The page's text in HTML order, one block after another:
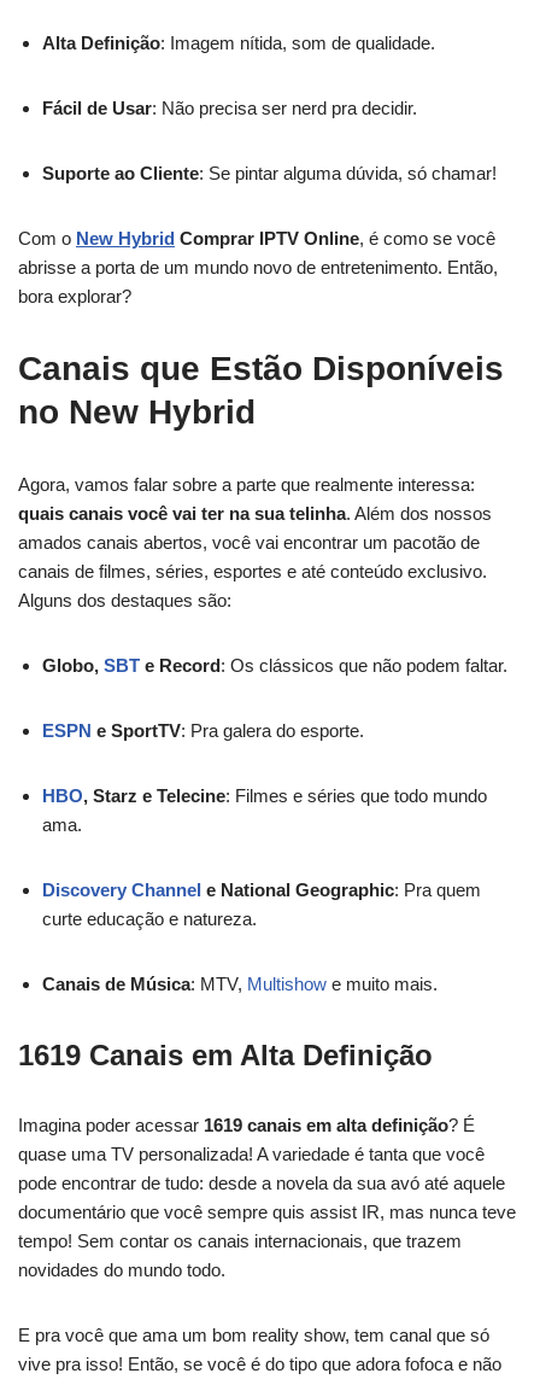
Alta Definição: Imagem nítida, som de qualidade.
Fácil de Usar: Não precisa ser nerd pra decidir.
Suporte ao Cliente: Se pintar alguma dúvida, só chamar!
Com o New Hybrid Comprar IPTV Online, é como se você
abrisse a porta de um mundo novo de entretenimento. Então,
bora explorar?
Canais que Estão Disponíveis
no New Hybrid
Agora, vamos falar sobre a parte que realmente interessa:
quais canais você vai ter na sua telinha. Além dos nossos
amados canais abertos, você vai encontrar um pacotão de
canais de filmes, séries, esportes e até conteúdo exclusivo.
Alguns dos destaques são:
Globo, SBT e Record: Os clássicos que não podem faltar.
ESPN e SportTV: Pra galera do esporte.
HBO, Starz e Telecine: Filmes e séries que todo mundo
ama.
Discovery Channel e National Geographic: Pra quem
curte educação e natureza.
Canais de Música: MTV, Multishow e muito mais.
1619 Canais em Alta Definição
Imagina poder acessar 1619 canais em alta definição? É
quase uma TV personalizada! A variedade é tanta que você
pode encontrar de tudo: desde a novela da sua avó até aquele
documentário que você sempre quis assist IR, mas nunca teve
tempo! Sem contar os canais internacionais, que trazem
novidades do mundo todo.
E pra você que ama um bom reality show, tem canal que só
vive pra isso! Então, se você é do tipo que adora fofoca e não